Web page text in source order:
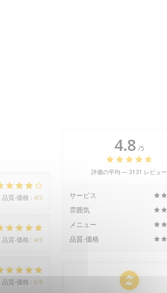
品質-価格 : 4/5
品質-価格 : 4/5
品質-価格 : 5/5
4.8 /5
評価の平均 —3131 レビュー
サービス
雰囲気
メニュー
品質-価格